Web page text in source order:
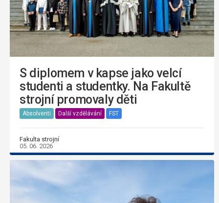
S diplomem v kapse jako velcí
studenti a studentky. Na Fakultě
strojní promovaly děti
Absolventi Další vzdělávání FST
Fakulta strojní
05. 06. 2026